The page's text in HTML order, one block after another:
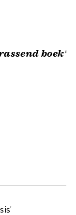
boek'